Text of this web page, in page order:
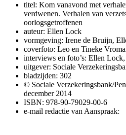
titel: Kom vanavond met
verdwenen. Verhalen van
oorlogsgetroffenen
auteur: Ellen Lock
vormgeving: Irene de Bruijn,
coverfoto: Leo en Tineke
interviews en foto’s: Ellen
uitgever: Sociale
bladzijden: 302
© Sociale Verzekeringsbank/
december 2014
ISBN: 978-90-79029-00-6
e-mail redactie van Aanspraak: